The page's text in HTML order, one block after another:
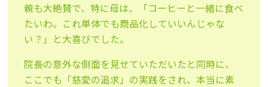
親も大絶賛で、特に母は、「コーヒーと一緒に食べ
たいわ。これ単体でも商品化していいんじゃな
い？」と大喜びでした。
院長の意外な側面を見せていただいたと同時に、
ここでも「慈愛の追求」の実践をされ、本当に素